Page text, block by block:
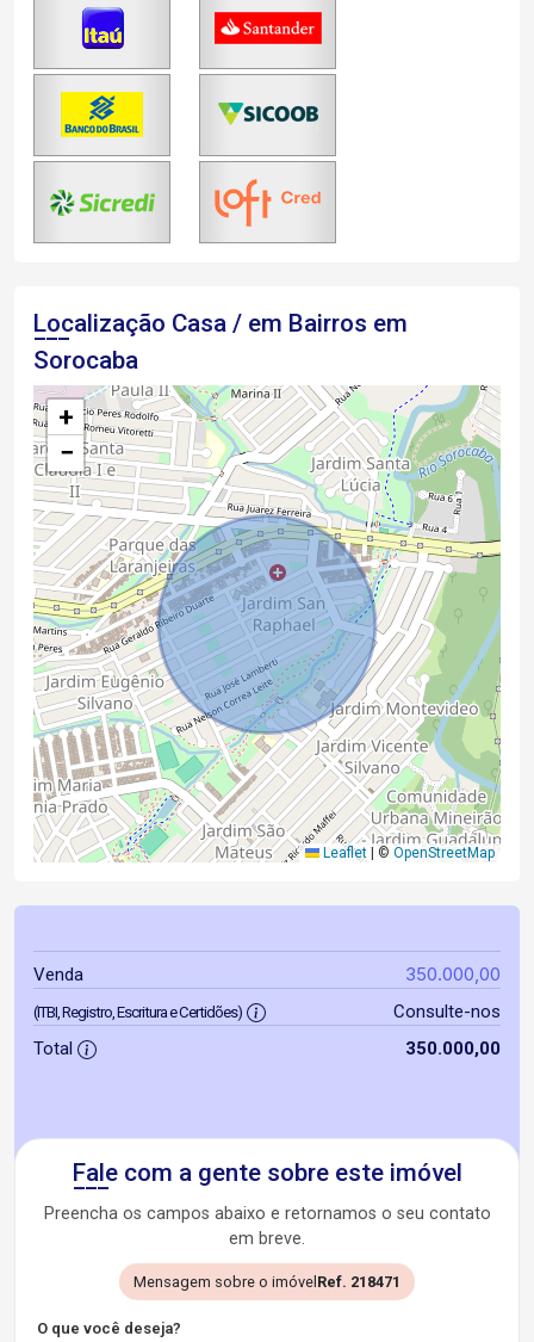
Localização Casa / em Bairros em
Sorocaba
+
−
Leaflet © OpenStreetMap
Venda 350.000,00
(ITBI, Registro, Escritura e Certidões)
Consulte-nos
Total
350.000,00
Fale com a gente sobre este imóvel
Preencha os campos abaixo e retornamos o seu contato
em breve.
Mensagem sobre o imóvel Ref. 218471
O que você deseja?